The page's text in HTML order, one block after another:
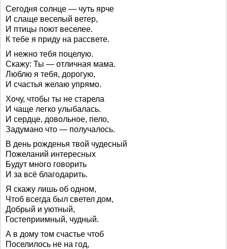
Сегодня солнце — чуть ярче
И слаще веселый ветер,
И птицы поют веселее.
К тебе я приду на рассвете.
И нежно тебя поцелую.
Скажу: Ты — отличная мама.
Люблю я тебя, дорогую,
И счастья желаю упрямо.
Хочу, чтобы ты не старела
И чаще легко улыбалась.
И сердце, довольное, пело,
Задумано что — получалось.
В день рожденья твой чудесный
Пожеланий интересных
Будут много говорить
И за всё благодарить.
Я скажу лишь об одном,
Чтоб всегда был светел дом,
Добрый и уютный,
Гостеприимный, чудный.
А в дому том счастье чтоб
Поселилось не на год,